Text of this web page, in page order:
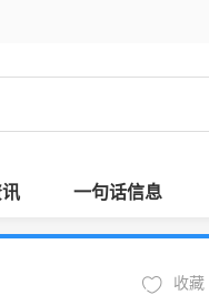
一句话信息
收藏